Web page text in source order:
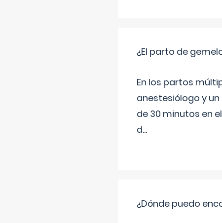
¿El parto de
En los partos
anestesiólogo y
de 30 minutos en
d...
¿Dónde puedo